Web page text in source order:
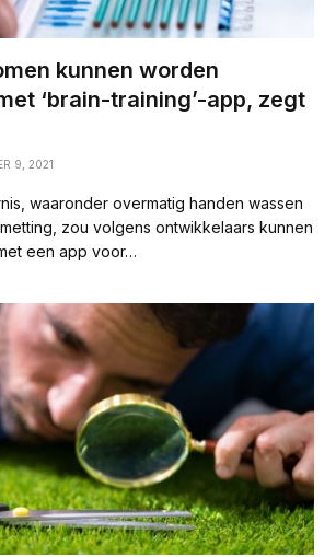
kunnen worden
‘brain-training’-app, zegt
9, 2021
waaronder overmatig handen wassen
zou volgens ontwikkelaars kunnen
een app voor…